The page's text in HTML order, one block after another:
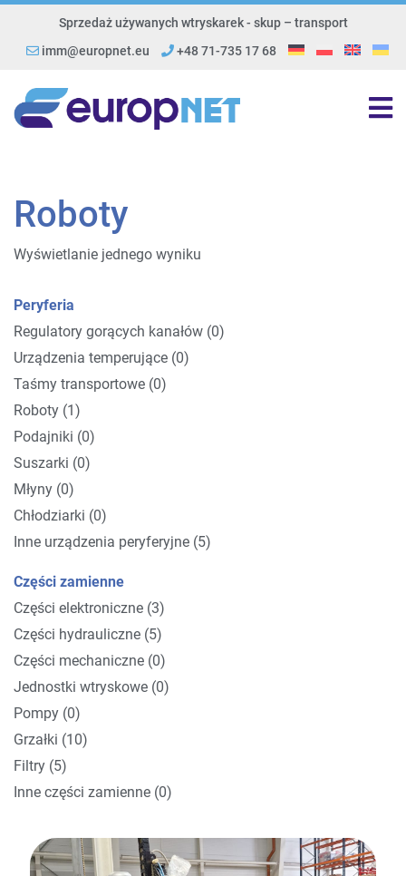
Sprzedaż używanych wtryskarek - skup – transport
imm@europnet.eu
+48 71-735 17 68
Roboty
Wyświetlanie jednego wyniku
Peryferia
Inne urządzenia peryferyjne (5)
Taśmy transportowe (0)
Podajniki (0)
Młyny (0)
Suszarki (0)
Urządzenia temperujące (0)
Roboty (1)
Regulatory gorących kanałów (0)
Chłodziarki (0)
Części zamienne
Części elektroniczne (3)
Filtry (5)
Grzałki (10)
Części hydrauliczne (5)
Części mechaniczne (0)
Jednostki wtryskowe (0)
Pompy (0)
Inne części zamienne (0)